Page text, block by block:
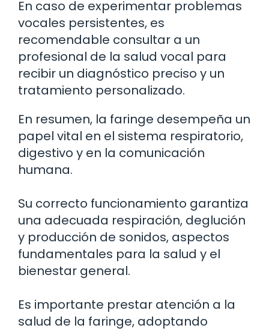
En caso de experimentar problemas
vocales persistentes, es
recomendable consultar a un
profesional de la salud vocal para
recibir un diagnóstico preciso y un
tratamiento personalizado.
En resumen, la faringe desempeña un
papel vital en el sistema respiratorio,
digestivo y en la comunicación
humana.
Su correcto funcionamiento garantiza
una adecuada respiración, deglución
y producción de sonidos, aspectos
fundamentales para la salud y el
bienestar general.
Es importante prestar atención a la
salud de la faringe, adoptando